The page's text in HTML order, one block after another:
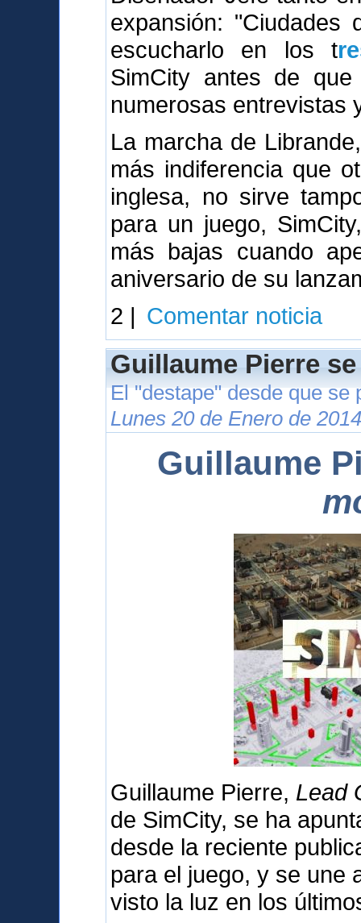
expansión: "Ciudades
escucharlo en los t
SimCity antes de
numerosas entrevistas
La marcha de
más indiferencia que
inglesa, no sirve
para un juego,
más bajas cuando
aniversario de su
2 | Comentar noticia
Guillaume Pierre
El "destape" desde que se
Lunes 20 de Enero de
Guillaume
Guillaume Pierre, Lead
de SimCity, se ha
desde la reciente
para el juego, y se une
visto la luz en los